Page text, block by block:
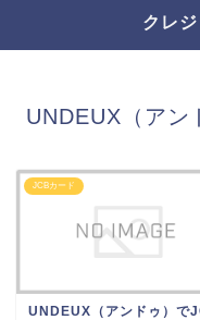
クレ
UNDEUX（アン
JCBカード
UNDEUX（アンドゥ）で